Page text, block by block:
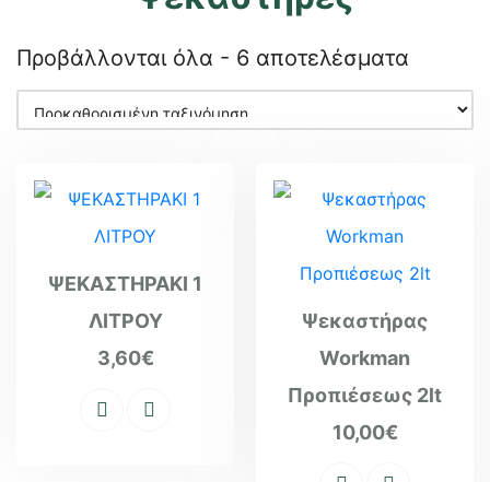
Προβάλλονται όλα - 6 αποτελέσματα
ΨΕΚΑΣΤΗΡΑΚΙ 1
ΛΙΤΡΟΥ
3,60€
Ψεκαστήρας
Workman
Προπιέσεως 2lt
10,00€